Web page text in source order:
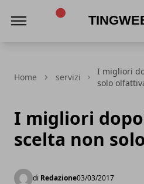
Home servizi
I migliori
solo
I migliori
scelta non
di Redazione03/03/2017